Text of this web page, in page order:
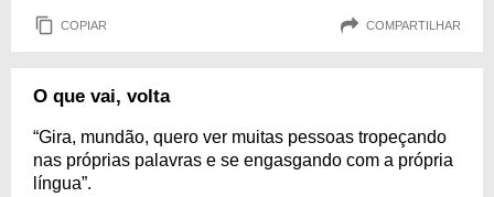
COPIAR COMPARTILHAR
O que vai, volta
“Gira, mundão, quero ver muitas pessoas tropeçando
nas próprias palavras e se engasgando com a própria
língua”.